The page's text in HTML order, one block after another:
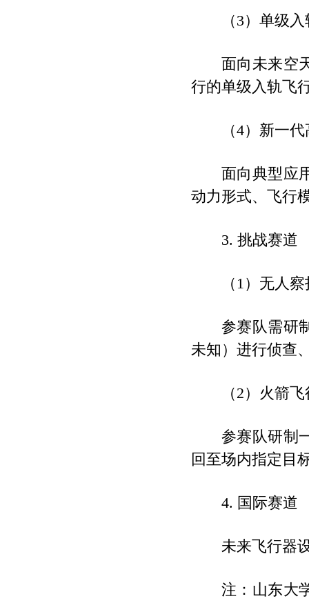
（3）单级
面向未来空
行的单级入轨飞
（4）新一
面向典型应
动力形式、飞行
3. 挑战赛道
（1）无人
参赛队需研
未知）进行侦查
（2）火箭
参赛队研制
回至场内指定目
4. 国际赛道
未来飞行器
注：山东大